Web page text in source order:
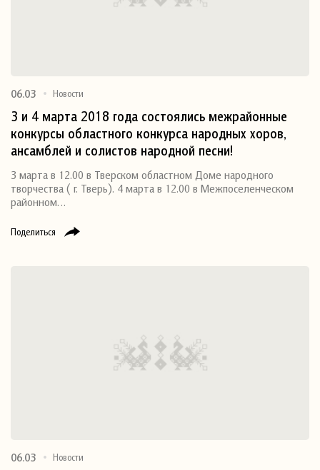
Поделиться
06.03 Новости
3 и 4 марта 2018 года состоялись межрайонные
конкурсы областного конкурса народных хоров,
ансамблей и солистов народной песни!
3 марта в 12.00 в Тверском областном Доме народного
творчества ( г. Тверь). 4 марта в 12.00 в Межпоселенческом
районном…
06.03 Новости